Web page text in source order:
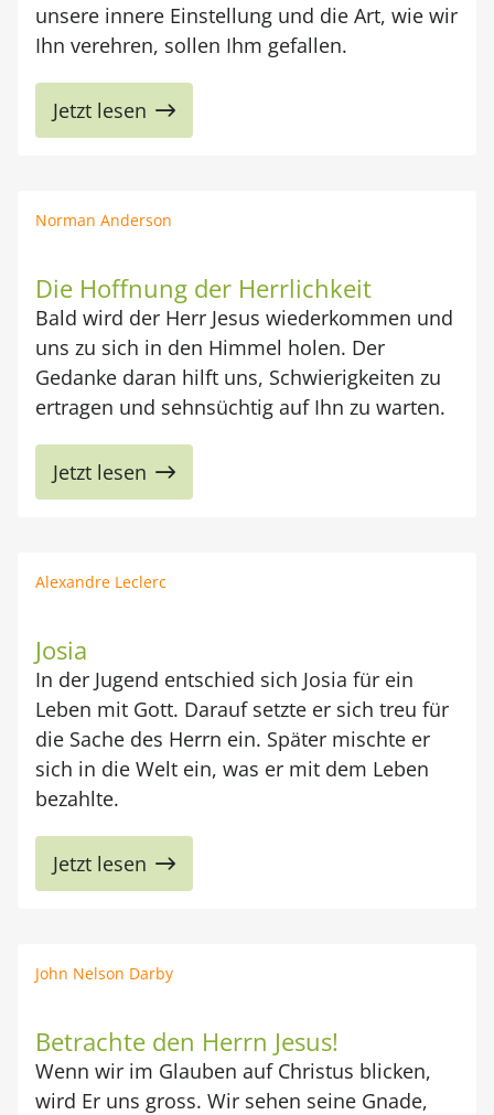
unsere innere Einstellung und die Art, wie wir
Ihn verehren, sollen Ihm gefallen.
Jetzt lesen
Norman Anderson
Die Hoffnung der Herrlichkeit
Bald wird der Herr Jesus wiederkommen und
uns zu sich in den Himmel holen. Der
Gedanke daran hilft uns, Schwierigkeiten zu
ertragen und sehnsüchtig auf Ihn zu warten.
Jetzt lesen
Alexandre Leclerc
Josia
In der Jugend entschied sich Josia für ein
Leben mit Gott. Darauf setzte er sich treu für
die Sache des Herrn ein. Später mischte er
sich in die Welt ein, was er mit dem Leben
bezahlte.
Jetzt lesen
John Nelson Darby
Betrachte den Herrn Jesus!
Wenn wir im Glauben auf Christus blicken,
wird Er uns gross. Wir sehen seine Gnade,